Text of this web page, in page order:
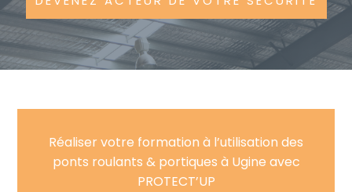
Réaliser votre formation à l’utilisation des
ponts roulants & portiques à Ugine avec
PROTECT’UP